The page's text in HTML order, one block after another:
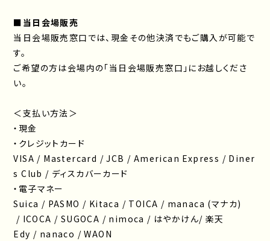
■当日会場販売
当日会場販売窓口では、現金その他決済でもご購入が可能で
す。
ご希望の方は会場内の「当日会場販売窓口」にお越しくださ
い。
＜支払い方法＞
・現金
・クレジットカード
VISA / Mastercard / JCB / American Express / Diner
s Club / ディスカバーカード
・電子マネー
Suica / PASMO / Kitaca / TOICA / manaca (マナカ)
/ ICOCA / SUGOCA / nimoca / はやかけん/ 楽天
Edy / nanaco / WAON